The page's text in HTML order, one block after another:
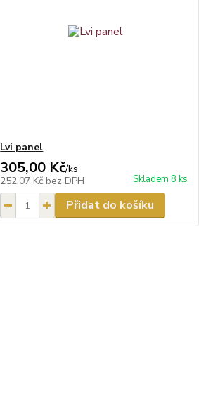
Lvi panel
305,00 Kč/ks
252,07 Kč bez DPH Skladem 8 ks
Přidat do košíku